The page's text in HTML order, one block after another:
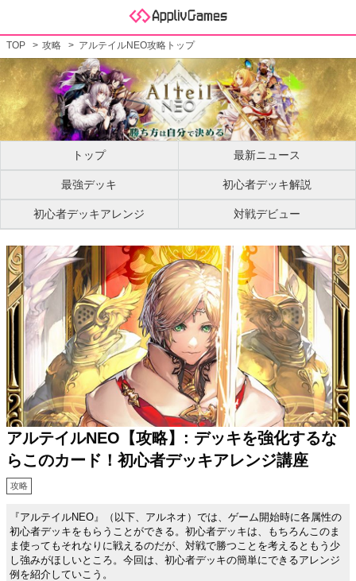
TOP 攻略 アルテイルNEO攻略トップ
トップ 最新ニュース
最強デッキ 初心者デッキ解説
初心者デッキアレンジ 対戦デビュー
アルテイルNEO【攻略】: デッキを強化するな
らこのカード！初心者デッキアレンジ講座
攻略
『アルテイルNEO』（以下、アルネオ）では、ゲーム開始時に各属性の
初心者デッキをもらうことができる。初心者デッキは、もちろんこのま
ま使ってもそれなりに戦えるのだが、対戦で勝つことを考えるともう少
し強みがほしいところ。今回は、初心者デッキの簡単にできるアレンジ
例を紹介していこう。